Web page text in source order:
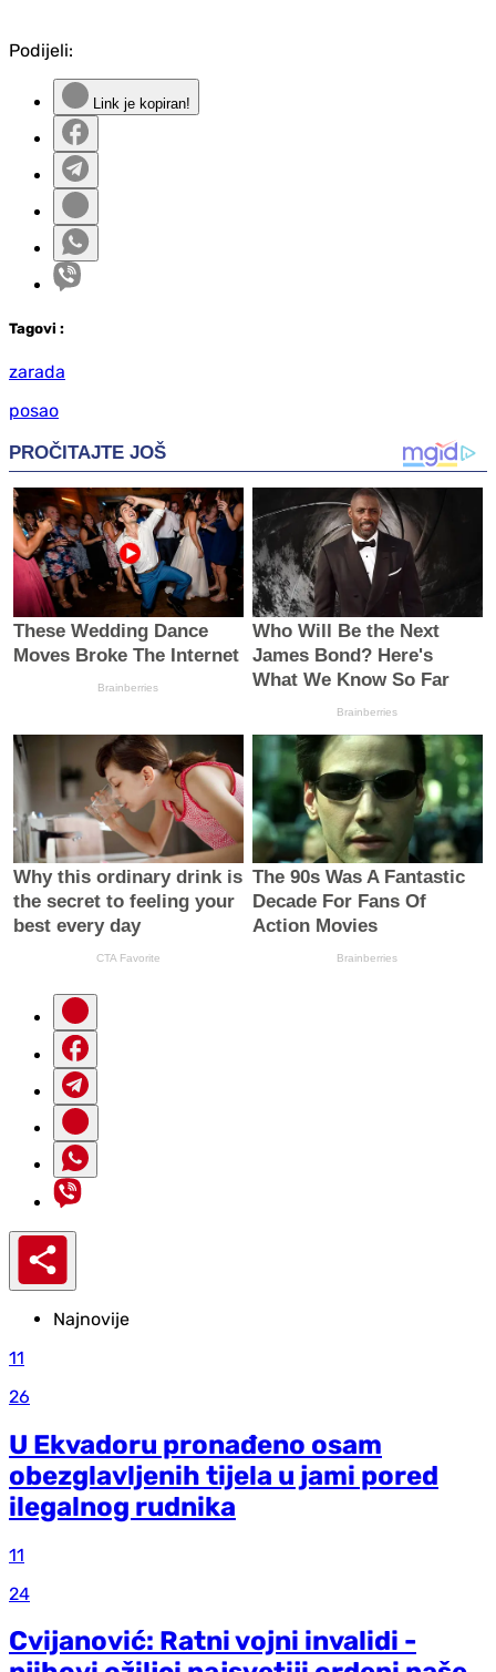
Podijeli:
Link je kopiran!
Tagovi :
zarada
posao
Najnovije
11
26
U Ekvadoru pronađeno osam
obezglavljenih tijela u jami pored
ilegalnog rudnika
11
24
Cvijanović: Ratni vojni invalidi -